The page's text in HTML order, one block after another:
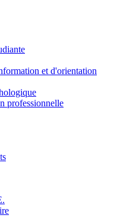
et d'orientation
professionnelle